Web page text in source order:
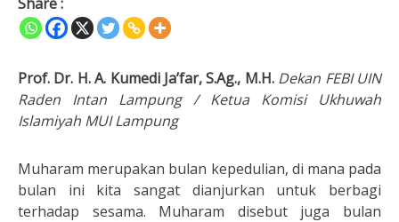
Prof. Dr. H. A. Kumedi Ja’far, S.Ag., M.H. Dekan FEBI UIN
Raden Intan Lampung / Ketua Komisi Ukhuwah
Islamiyah MUI Lampung
Muharam merupakan bulan kepedulian, di mana pada
bulan ini kita sangat dianjurkan untuk berbagi
terhadap sesama. Muharam disebut juga bulan